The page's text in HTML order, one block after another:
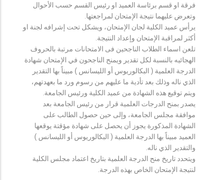
فرقة او قسم برئاسة العميد او رئيس القسم حسب الأحوال
وتعرض عليهما نتيجة الإمتحان لمراجعتها.
يرأس عميد الكلية لجان الإمتحان، ويشكل تحت إشرافه لجنة او
أكثر لمراقبة الإمتحان وإعداد النتيجة.
تلعن اسماء الطلاب الناجحين فى الامتحانات مرتبة بالحروف
الهجائيه بالنسبة لكل تقدير ويمنح الناجحون في الإمتحان شهادة
الدرجة العلمية ( البكالوريوس أو الليسانس ) مبيناً بها التقدير
الذي ناله وذلك بعد تأدية ما عليهم من رسوم ورد ما بعهدتهم،
ويتم توقيع هذه الشهادة من عميد الكلية ورئيس الجامعة.
يصدر بمنح الدرجات العلمية قرار من رئيس الجامعة بعد
موافقة مجلس الجامعة، وإلى حين حصول الطالب على
الشهادة المذكورة يجوز أن يحصل على شهادة مؤقتة يوقعها
العميد مبيناً بها الدرجة العلمية ( البكالوريوس أو الليسانس )
والتقدير الذي ناله.
ويتحدد تاريخ منح الدرجة العلمية بتاريخ اعتماد مجلس الكلية
لنتيجة الإمتحان الخاص بهذه الدرجة.